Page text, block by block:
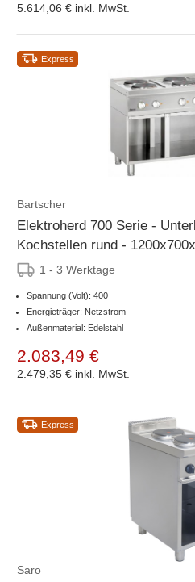
5.614,06 € inkl. MwSt.
Express
Bartscher
Elektroherd 700 Serie -
Kochstellen rund -
1 - 3 Werktage
Spannung (Volt): 400
Energieträger: Netzstrom
Außenmaterial: Edelstahl
2.083,49 €
2.479,35 € inkl. MwSt.
Express
Saro